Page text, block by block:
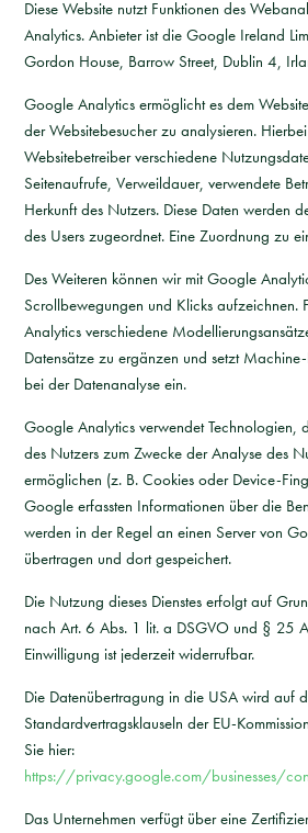
Diese Website nutzt Funktionen des
Analytics. Anbieter ist die Google Ireland
Gordon House, Barrow Street, Dublin 4,
Google Analytics ermöglicht es dem
der Websitebesucher zu analysieren.
Websitebetreiber verschiedene
Seitenaufrufe, Verweildauer, verwendete
Herkunft des Nutzers. Diese Daten werden
des Users zugeordnet. Eine Zuordnung zu
Des Weiteren können wir mit Google
Scrollbewegungen und Klicks aufzeichnen.
Analytics verschiedene
Datensätze zu ergänzen und setzt
bei der Datenanalyse ein.
Google Analytics verwendet Technologien,
des Nutzers zum Zwecke der Analyse des
ermöglichen (z. B. Cookies oder Device-
Google erfassten Informationen über die
werden in der Regel an einen Server von
übertragen und dort gespeichert.
Die Nutzung dieses Dienstes erfolgt auf
nach Art. 6 Abs. 1 lit. a DSGVO und § 25
Einwilligung ist jederzeit widerrufbar.
Die Datenübertragung in die USA wird auf
Standardvertragsklauseln der EU-
Sie hier:
https://privacy.google.com/businesses/
Das Unternehmen verfügt über eine